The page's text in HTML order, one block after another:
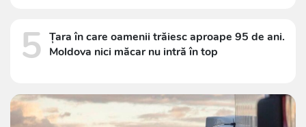
5 Țara în care oamenii trăiesc aproape 95 de ani.
Moldova nici măcar nu intră în top